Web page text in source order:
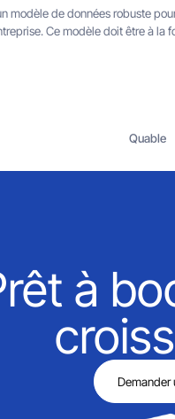
modèle de données robuste
Ce modèle doit être à la
Quable
à
Demander